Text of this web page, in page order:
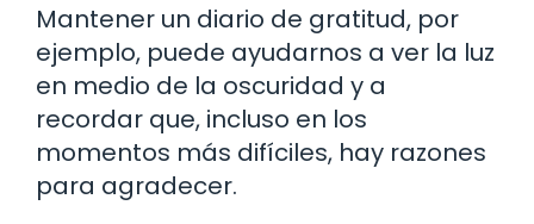
Mantener un diario de gratitud, por
ejemplo, puede ayudarnos a ver la luz
en medio de la oscuridad y a
recordar que, incluso en los
momentos más difíciles, hay razones
para agradecer.